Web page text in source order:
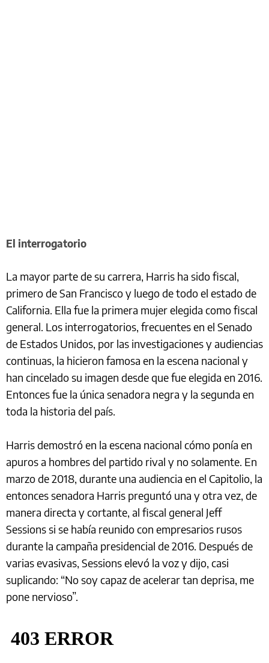
El interrogatorio
La mayor parte de su carrera, Harris ha sido fiscal,
primero de San Francisco y luego de todo el estado de
California. Ella fue la primera mujer elegida como fiscal
general. Los interrogatorios, frecuentes en el Senado
de Estados Unidos, por las investigaciones y audiencias
continuas, la hicieron famosa en la escena nacional y
han cincelado su imagen desde que fue elegida en 2016.
Entonces fue la única senadora negra y la segunda en
toda la historia del país.
Harris demostró en la escena nacional cómo ponía en
apuros a hombres del partido rival y no solamente. En
marzo de 2018, durante una audiencia en el Capitolio, la
entonces senadora Harris preguntó una y otra vez, de
manera directa y cortante, al fiscal general Jeff
Sessions si se había reunido con empresarios rusos
durante la campaña presidencial de 2016. Después de
varias evasivas, Sessions elevó la voz y dijo, casi
suplicando: “No soy capaz de acelerar tan deprisa, me
pone nervioso”.